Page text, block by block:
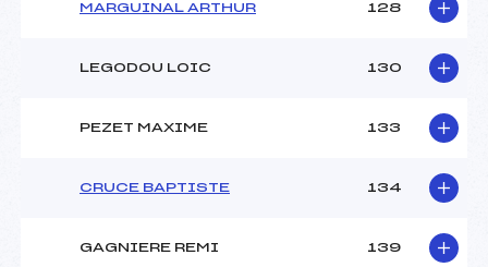
MARGUINAL ARTHUR 128
LEGODOU LOIC 130
PEZET MAXIME 133
CRUCE BAPTISTE 134
GAGNIERE REMI 139